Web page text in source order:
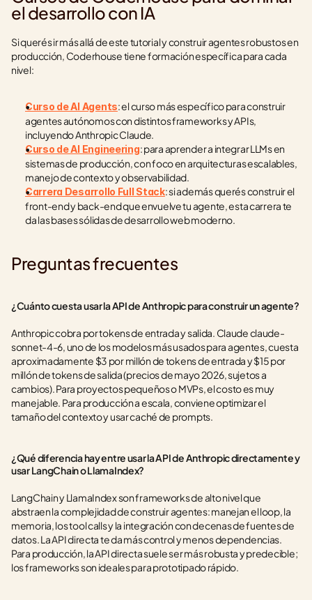
el desarrollo con IA
Si querés ir más allá de este tutorial y construir agentes robustos en
producción, Coderhouse tiene formación específica para cada
nivel:
Curso de AI Agents: el curso más específico para construir
agentes autónomos con distintos frameworks y APIs,
incluyendo Anthropic Claude.
Curso de AI Engineering: para aprender a integrar LLMs en
sistemas de producción, con foco en arquitecturas escalables,
manejo de contexto y observabilidad.
Carrera Desarrollo Full Stack: si además querés construir el
front-end y back-end que envuelve tu agente, esta carrera te
da las bases sólidas de desarrollo web moderno.
Preguntas frecuentes
¿Cuánto cuesta usar la API de Anthropic para construir un agente?
Anthropic cobra por tokens de entrada y salida. Claude claude-
sonnet-4-6, uno de los modelos más usados para agentes, cuesta
aproximadamente $3 por millón de tokens de entrada y $15 por
millón de tokens de salida (precios de mayo 2026, sujetos a
cambios). Para proyectos pequeños o MVPs, el costo es muy
manejable. Para producción a escala, conviene optimizar el
tamaño del contexto y usar caché de prompts.
¿Qué diferencia hay entre usar la API de Anthropic directamente y
usar LangChain o LlamaIndex?
LangChain y LlamaIndex son frameworks de alto nivel que
abstraen la complejidad de construir agentes: manejan el loop, la
memoria, los tool calls y la integración con decenas de fuentes de
datos. La API directa te da más control y menos dependencias.
Para producción, la API directa suele ser más robusta y predecible;
los frameworks son ideales para prototipado rápido.